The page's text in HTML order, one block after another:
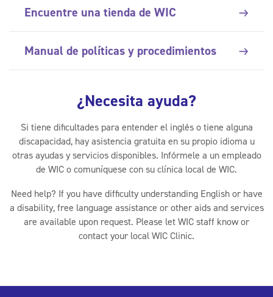
Encuentre una tienda de WIC
Manual de políticas y procedimientos
¿Necesita ayuda?
Si tiene dificultades para entender el inglés o tiene alguna
discapacidad, hay asistencia gratuita en su propio idioma u
otras ayudas y servicios disponibles. Infórmele a un empleado
de WIC o comuníquese con su clínica local de WIC.
Need help? If you have difficulty understanding English or have
a disability, free language assistance or other aids and services
are available upon request. Please let WIC staff know or
contact your local WIC Clinic.